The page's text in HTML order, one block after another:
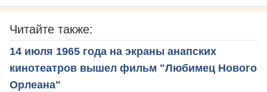
Читайте также:
14 июля 1965 года на экраны анапских
кинотеатров вышел фильм "Любимец Нового
Орлеана"